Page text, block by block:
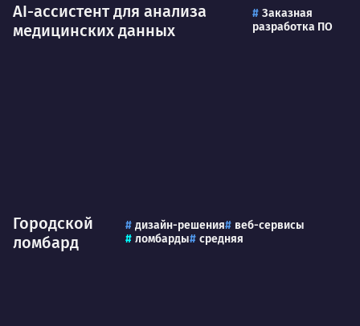
AI-ассистент для анализа
медицинских данных
Заказная
разработка ПО
Городской
ломбард
дизайн-решения
веб-сервисы
ломбарды
средняя